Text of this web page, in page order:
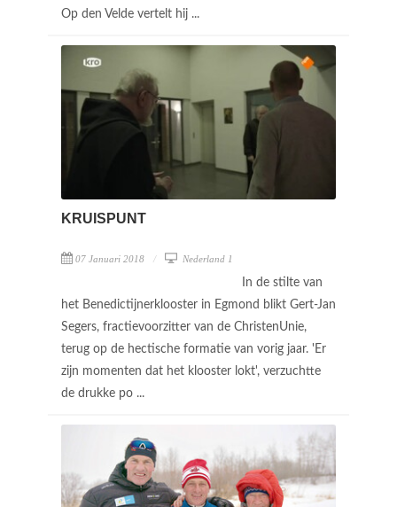
Op den Velde vertelt hij ...
KRUISPUNT
07 Januari 2018 Nederland 1
In de stilte van
het Benedictijnerklooster in Egmond blikt Gert-Jan
Segers, fractievoorzitter van de ChristenUnie,
terug op de hectische formatie van vorig jaar. 'Er
zijn momenten dat het klooster lokt', verzuchtte
de drukke po ...